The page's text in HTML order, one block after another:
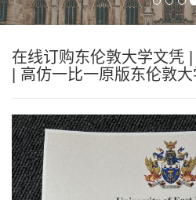
在线订购东伦敦大学文凭
| 高仿一比一原版东伦敦